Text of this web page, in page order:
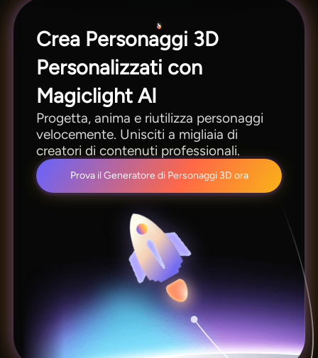
Crea Personaggi 3D
Personalizzati con
Magiclight AI
Progetta, anima e riutilizza personaggi
velocemente. Unisciti a migliaia di
creatori di contenuti professionali.
Prova il Generatore di Personaggi 3D ora